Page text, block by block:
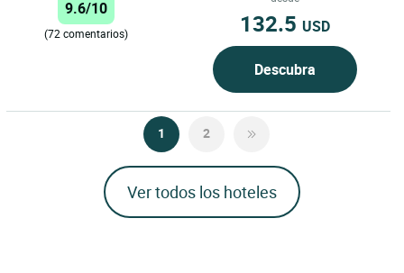
9.6/10
(72 comentarios) 132.5 USD
Descubra
1 2
Ver todos los hoteles